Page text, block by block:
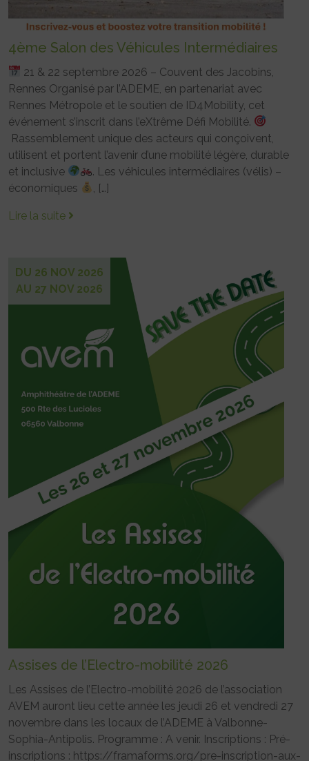
4ème Salon des Véhicules Intermédiaires
21 & 22 septembre 2026 – Couvent des Jacobins,
Rennes Organisé par l’ADEME, en partenariat avec
Rennes Métropole et le soutien de ID4Mobility, cet
événement s’inscrit dans l’eXtrême Défi Mobilité.
Rassemblement unique des acteurs qui conçoivent,
utilisent et portent l’avenir d’une mobilité légère, durable
et inclusive
. Les véhicules intermédiaires (vélis) –
économiques
, […]
Lire la suite
DU 26 NOV 2026
AU 27 NOV 2026
Assises de l’Electro-mobilité 2026
Les Assises de l’Electro-mobilité 2026 de l’association
AVEM auront lieu cette année les jeudi 26 et vendredi 27
novembre dans les locaux de l’ADEME à Valbonne-
Sophia-Antipolis. Programme : A venir. Inscriptions : Pré-
inscriptions : https://framaforms.org/pre-inscription-aux-